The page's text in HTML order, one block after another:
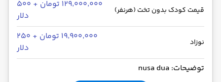
قیمت کودک بدون تخت (هرنفر)
۱۲۹٬۰۰۰٬۰۰۰ تومان + ۵۰۰
دلار
نوزاد
۱۹٬۹۰۰٬۰۰۰ تومان + ۲۵۰
دلار
توضیحات: nusa dua